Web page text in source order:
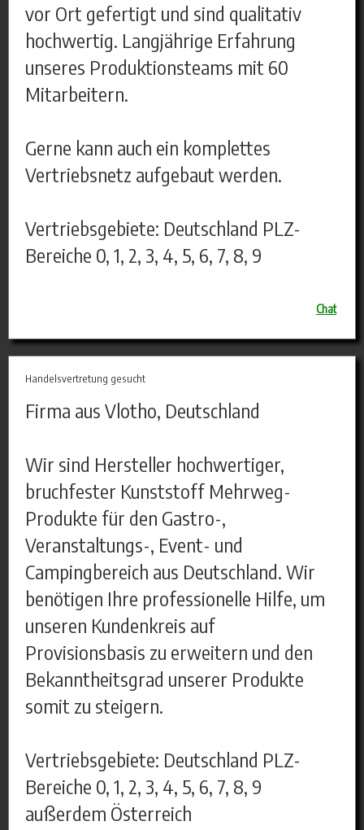
vor Ort gefertigt und sind qualitativ
hochwertig. Langjährige Erfahrung
unseres Produktionsteams mit 60
Mitarbeitern.
Gerne kann auch ein komplettes
Vertriebsnetz aufgebaut werden.
Vertriebsgebiete: Deutschland PLZ-
Bereiche 0, 1, 2, 3, 4, 5, 6, 7, 8, 9
Chat
Handelsvertretung gesucht
Firma aus Vlotho, Deutschland
Wir sind Hersteller hochwertiger,
bruchfester Kunststoff Mehrweg-
Produkte für den Gastro-,
Veranstaltungs-, Event- und
Campingbereich aus Deutschland. Wir
benötigen Ihre professionelle Hilfe, um
unseren Kundenkreis auf
Provisionsbasis zu erweitern und den
Bekanntheitsgrad unserer Produkte
somit zu steigern.
Vertriebsgebiete: Deutschland PLZ-
Bereiche 0, 1, 2, 3, 4, 5, 6, 7, 8, 9
außerdem Österreich